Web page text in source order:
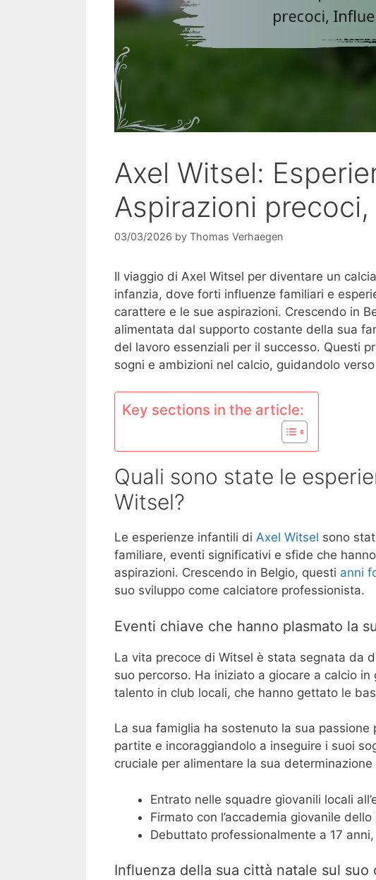
Axel Witsel:
Aspirazioni
03/03/2026 by Thomas Verhaegen
Il viaggio di Axel Witsel per diventare un
infanzia, dove forti influenze familiari e
carattere e le sue aspirazioni. Crescendo in
alimentata dal supporto costante della sua
del lavoro essenziali per il successo. Questi
sogni e ambizioni nel calcio, guidandolo
Key sections in the article:
Quali sono state le
Witsel?
Le esperienze infantili di Axel Witsel sono
familiare, eventi significativi e sfide che
aspirazioni. Crescendo in Belgio, questi anni
suo sviluppo come calciatore professionista.
Eventi chiave che hanno plasmato la
La vita precoce di Witsel è stata segnata da
suo percorso. Ha iniziato a giocare a calcio
talento in club locali, che hanno gettato le
La sua famiglia ha sostenuto la sua
partite e incoraggiandolo a inseguire i suoi
cruciale per alimentare la sua determinazione
Entrato nelle squadre giovanili locali
Firmato con l’accademia giovanile
Debuttato professionalmente a 17
Influenza della sua città natale sul suo